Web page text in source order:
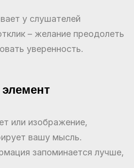
у слушателей
– желание преодолеть
уверенность.
или изображение,
вашу мысль.
запоминается лучше,